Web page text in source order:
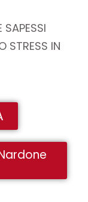
SAPESSI
STRESS IN